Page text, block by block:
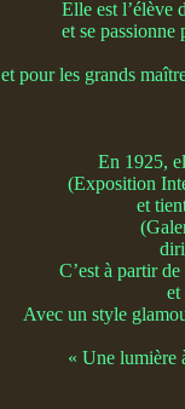
Elle est l’élève
et se passionne
et pour les grands
En 1925,
(Exposition
et
C’est à partir
et
Avec un style
« Une lumière